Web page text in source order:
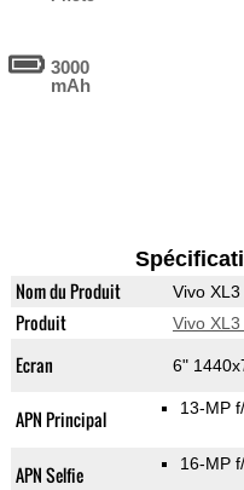
3000
mAh
Nom du Produit Vivo XL3
Produit Vivo XL3
Ecran 6"
APN Principal 13-MP
APN Selfie 16-MP